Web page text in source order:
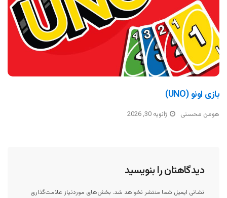
بازی اونو (UNO)
هومن محسنی ژانویه 30, 2026
دیدگاهتان را بنویسید
نشانی ایمیل شما منتشر نخواهد شد. بخش‌های موردنیاز علامت‌گذاری